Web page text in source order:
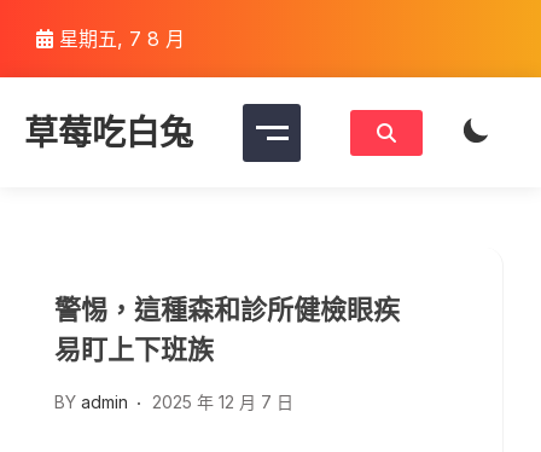
content
星期五, 7 8 月
草莓吃白兔
警惕，這種森和診所健檢眼疾
易盯上下班族
BY admin 2025 年 12 月 7 日